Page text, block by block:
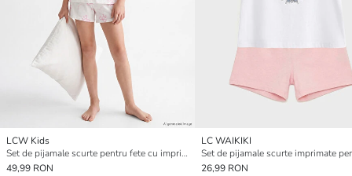
LCW Kids
Set de pijamale scurte pentru fete cu imprimeu fundiță
49,99 RON
LC WAIKIKI
26,99 RON